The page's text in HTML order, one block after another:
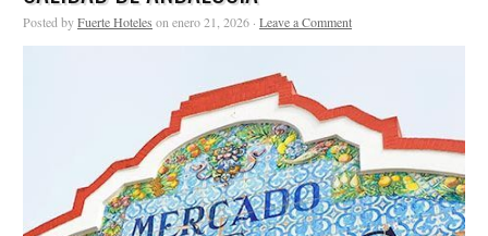
Posted byFuerte Hoteles on enero 21, 2026 · Leave a Comment